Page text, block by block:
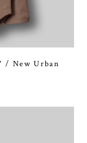
/ New Urban